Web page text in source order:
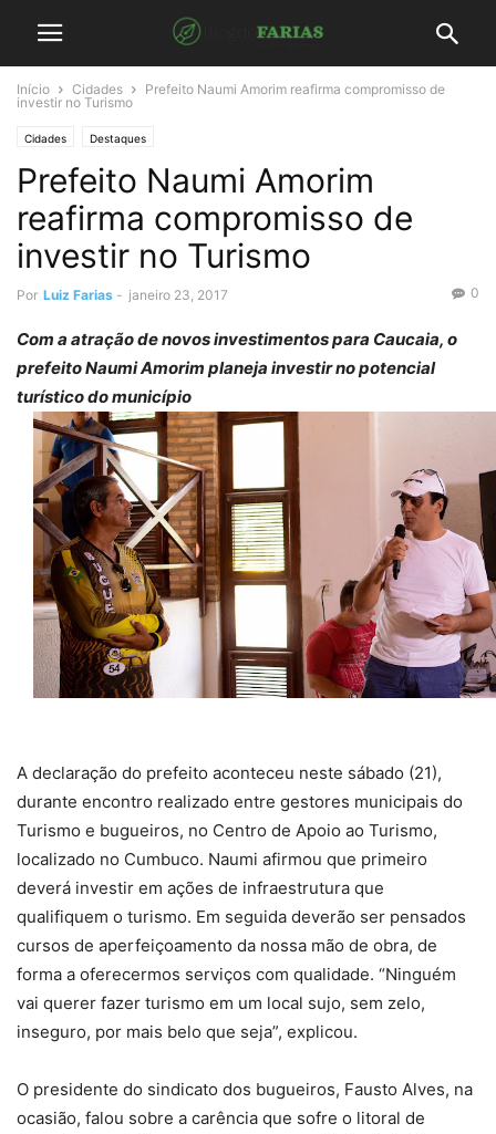
Início Cidades
Prefeito Naumi Amorim reafirma compromisso de
investir no Turismo
Cidades Destaques
Prefeito Naumi Amorim
reafirma compromisso de
investir no Turismo
Por Luiz Farias - janeiro 23, 2017 0
Com a atração de novos investimentos para Caucaia, o
prefeito Naumi Amorim planeja investir no potencial
turístico do município
A declaração do prefeito aconteceu neste sábado (21),
durante encontro realizado entre gestores municipais do
Turismo e bugueiros, no Centro de Apoio ao Turismo,
localizado no Cumbuco. Naumi afirmou que primeiro
deverá investir em ações de infraestrutura que
qualifiquem o turismo. Em seguida deverão ser pensados
cursos de aperfeiçoamento da nossa mão de obra, de
forma a oferecermos serviços com qualidade. “Ninguém
vai querer fazer turismo em um local sujo, sem zelo,
inseguro, por mais belo que seja”, explicou.
O presidente do sindicato dos bugueiros, Fausto Alves, na
ocasião, falou sobre a carência que sofre o litoral de